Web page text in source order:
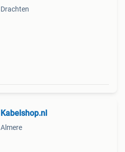
Drachten
Kabelshop.nl
Almere